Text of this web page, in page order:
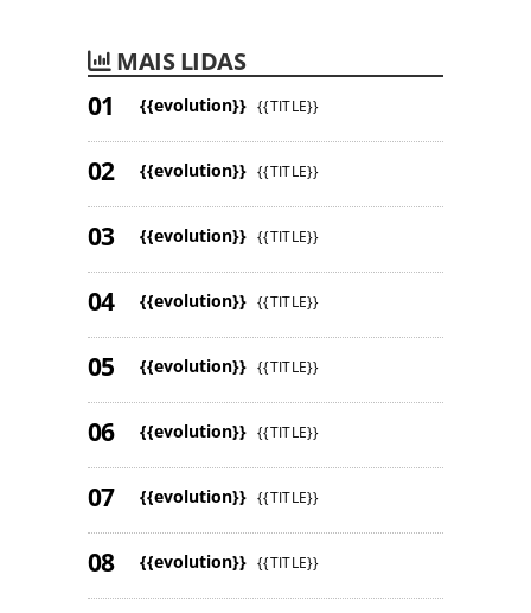
MAIS LIDAS
{{evolution}} {{TITLE}}
{{evolution}} {{TITLE}}
{{evolution}} {{TITLE}}
{{evolution}} {{TITLE}}
{{evolution}} {{TITLE}}
{{evolution}} {{TITLE}}
{{evolution}} {{TITLE}}
{{evolution}} {{TITLE}}